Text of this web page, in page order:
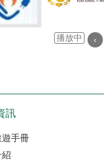
播放中 ‹
訊
手冊